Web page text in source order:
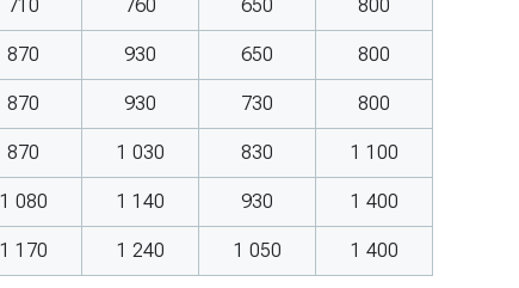
710 760 650 800
870 930 650 800
870 930 730 800
870 1 030 830 1 100
1 080 1 140 930 1 400
1 170 1 240 1 050 1 400